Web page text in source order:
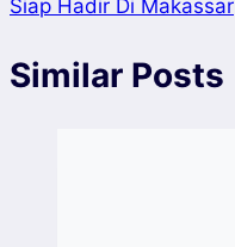
Siap Hadir Di Makassar
Similar Posts